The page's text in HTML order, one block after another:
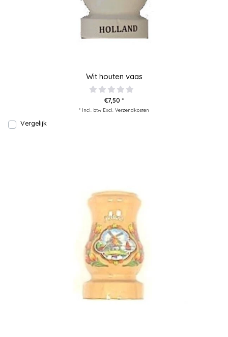
Wit houten vaas
€7,50 *
* Incl. btw Excl. Verzendkosten
Vergelijk